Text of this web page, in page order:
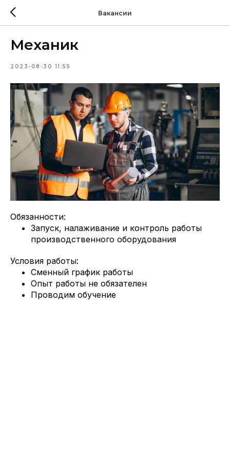
Вакансии
Механик
2023-08-30 11:55
Обязанности:
Запуск, налаживание и контроль работы
производственного оборудования
Условия работы:
Сменный график работы
Опыт работы не обязателен
Проводим обучение